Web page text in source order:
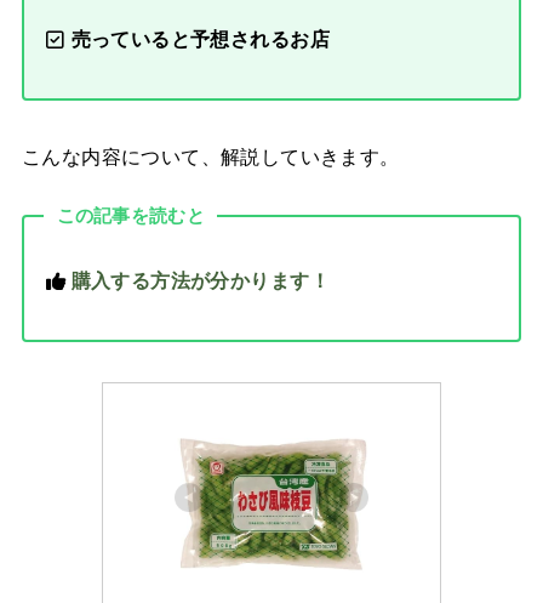
売っていると予想されるお店
こんな内容について、解説していきます。
この記事を読むと
購入する方法が分かります！